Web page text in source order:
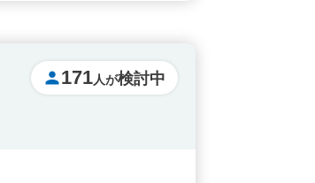
171人が検討中